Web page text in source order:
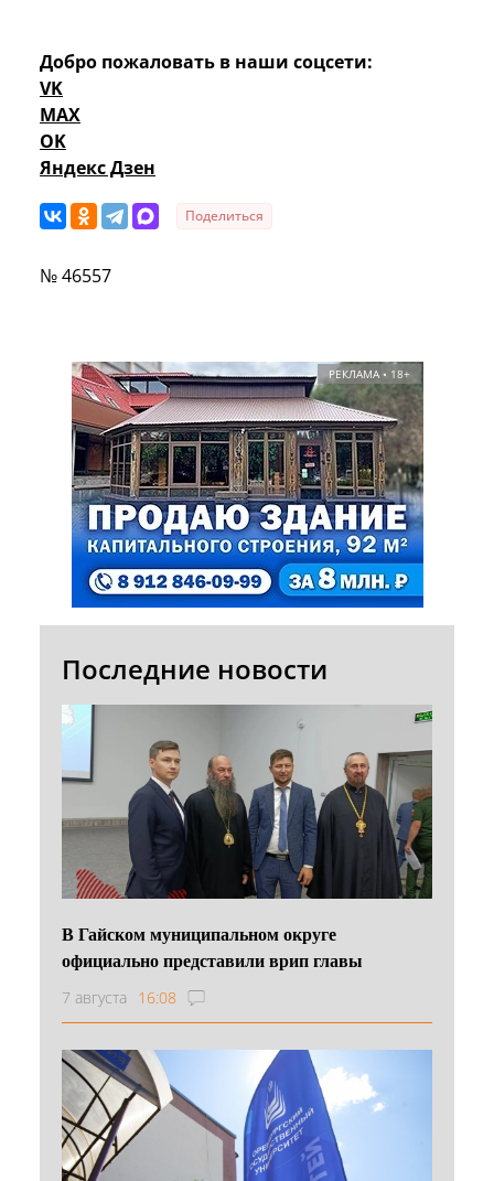
Добро пожаловать в наши соцсети:
VK
MAX
OK
Яндекс Дзен
Поделиться
№ 46557
РЕКЛАМА • 18+
Последние новости
В Гайском муниципальном округе
официально представили врип главы
7 августа 16:08